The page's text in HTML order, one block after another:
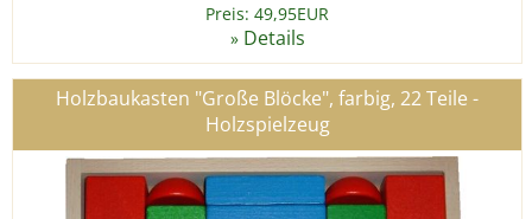
Preis: 49,95EUR
» Details
Holzbaukasten "Große Blöcke", farbig, 22 Teile -
Holzspielzeug